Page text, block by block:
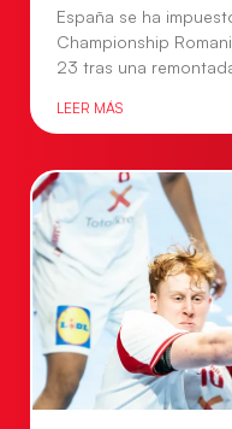
España se ha
Championship
23 tras una
LEER MÁS